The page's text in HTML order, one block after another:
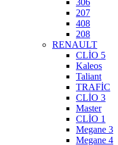
207
408
208
RENAULT
CLİO 5
Kaleos
Taliant
TRAFİC
CLİO 3
Master
CLİO 1
Megane 3
Megane 4